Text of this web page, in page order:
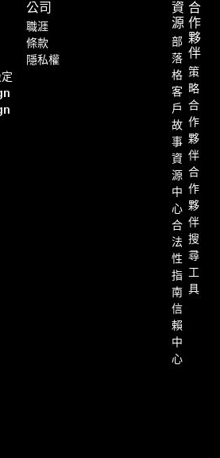
、更安全：
如何在 2025 年推
步教學
資
源
部
落
格
客
戶
故
事
資
源
中
心
合
法
性
指
南
信
賴
中
心
合
作
夥
伴
策
略
合
作
夥
伴
合
作
夥
伴
搜
尋
工
具
公司
職涯
條款
隱私權